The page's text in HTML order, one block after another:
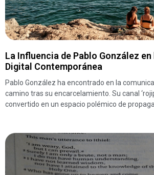
La Influencia de Pablo González
Digital Contemporánea
Pablo González ha encontrado en la
camino tras su encarcelamiento. Su canal
convertido en un espacio polémico de